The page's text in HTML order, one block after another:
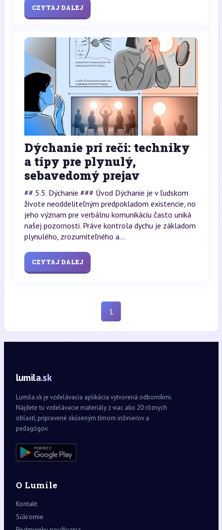
CZYTAJ DALEJ
Dýchanie pri reči: techniky
a tipy pre plynulý,
sebavedomý prejav
## 5.5. Dýchanie ### Úvod Dýchanie je v ľudskom
živote neoddeliteľným predpokladom existencie, no
jeho význam pre verbálnu komunikáciu často uniká
našej pozornosti. Práve kontrola dychu je základom
plynulého, zrozumiteľného a...
CZYTAJ DALEJ
1
lumila.sk
Lumila.sk je vzdelávacia aplikácia vytvorená odborníkmi.
Nájdete tu vzdelávacie materiály z viac ako 20 rôznych
oblastí, pripravené skúseným tímom inžinierov a
pedagógov.
O Lumile
Kontakt
Súkromie